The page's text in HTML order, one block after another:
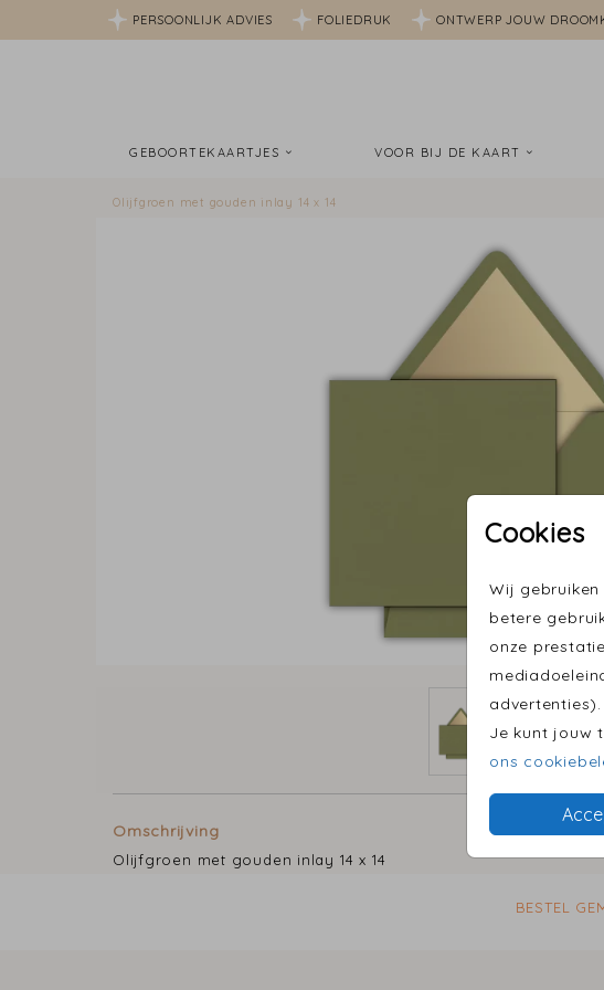
PERSOONLIJK ADVIES FOLIEDRUK ONTWERP JOUW
GEBOORTEKAARTJES VOOR BIJ DE KAART
Cookies
Wij
betere
onze
advertenties).
Je kunt jouw
ons
Olijfgroen met gouden inlay 14 x 14
Omschrijving
Olijfgroen met gouden inlay 14 x 14
BESTEL